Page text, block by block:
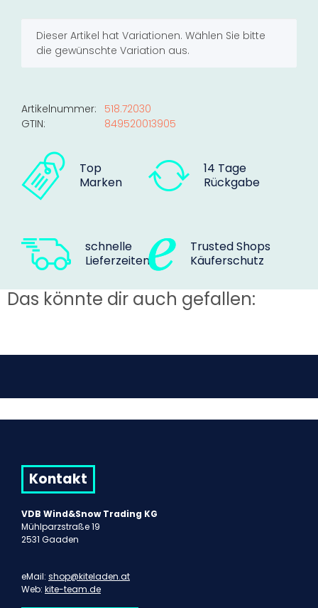
xDieser Artikel hat Variationen. Wählen Sie bitte
die gewünschte Variation aus.
Artikelnummer:
518.72030
GTIN:
849520013905
Top
Marken
14 Tage
Rückgabe
schnelle
Lieferzeiten
Trusted Shops
Käuferschutz
Das könnte dir auch gefallen:
Kontakt
VDB Wind&Snow Trading KG
Mühlparzstraße 19
2531 Gaaden
eMail: shop@kiteladen.at
Web: kite-team.de